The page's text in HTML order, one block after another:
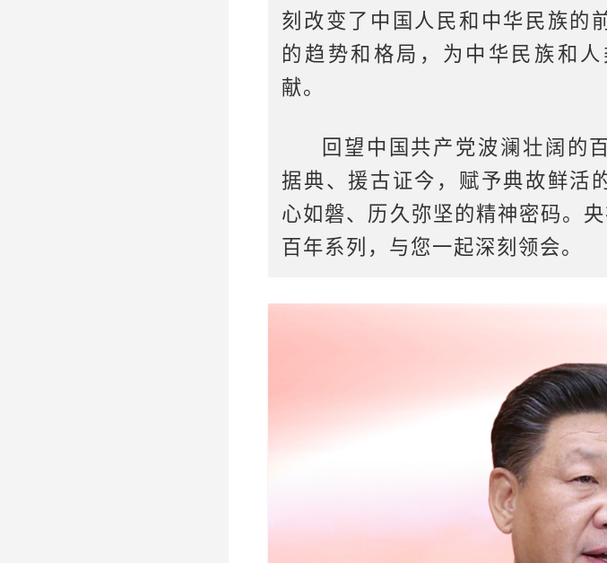
刻改变了中国人民和中华民族的
的趋势和格局，为中华民族和
献。
回望中国共产党波澜壮阔的
据典、援古证今，赋予典故鲜活
心如磐、历久弥坚的精神密码。
百年系列，与您一起深刻领会。